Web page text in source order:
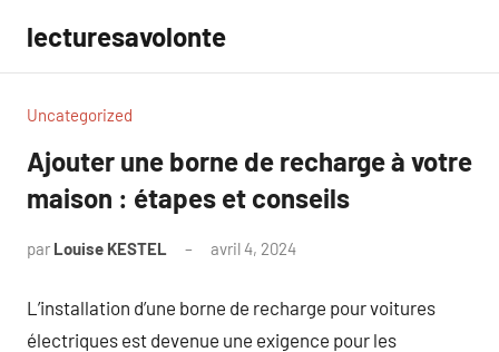
contenu
lecturesavolonte
Uncategorized
Ajouter une borne de recharge à votre
maison : étapes et conseils
par Louise KESTEL avril 4, 2024
L’installation d’une borne de recharge pour voitures
électriques est devenue une exigence pour les